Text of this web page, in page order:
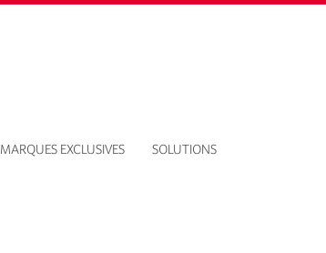
MARQUES EXCLUSIVES SOLUTIONS